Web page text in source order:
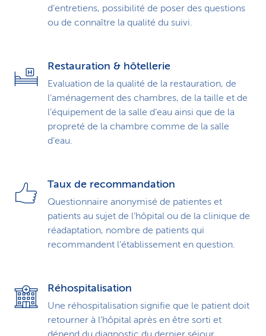
d’entretiens, possibilité de poser des questions
ou de connaître la qualité du suivi.
Restauration & hôtellerie
Evaluation de la qualité de la restauration, de
l’aménagement des chambres, de la taille et de
l’équipement de la salle d’eau ainsi que de la
propreté de la chambre comme de la salle
d’eau.
Taux de recommandation
Questionnaire anonymisé de patientes et
patients au sujet de l’hôpital ou de la clinique de
réadaptation, nombre de patients qui
recommandent l’établissement en question.
Réhospitalisation
Une réhospitalisation signifie que le patient doit
retourner à l’hôpital après en être sorti et